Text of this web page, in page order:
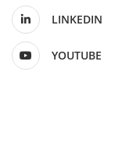
LINKEDIN
YOUTUBE